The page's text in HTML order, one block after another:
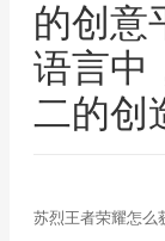
的创意
语言中
二的创
苏烈王者荣耀怎么